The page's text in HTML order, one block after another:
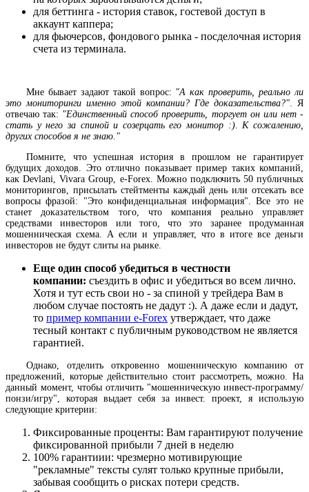
для беттинга - история ставок, гостевой доступ в
аккаунт каппера;
для фьючерсов, фондового рынка - посделочная история
счета из терминала.
Мне бывает задают такой вопрос: "А как проверить, реально ли
это мониторинги именно этой компании? Где доказательства?". Я
отвечаю так: "Единственный способ проверить, торгует он или нет -
стать у него за спиной и созерцать его монитор :). К сожалению,
других способов я не знаю."
Помните, что успешная история в прошлом не гарантирует
будущих доходов. Это отлично показывает пример таких компаний,
как Devlani, Vivara Group, e-Forex. Можно подключить 50 публичных
мониторингов, присылать стейтменты каждый день или отсекать все
вопросы фразой: "Это конфиденциальная информация". Все это не
станет доказательством того, что компания реально управляет
средствами инвесторов или того, что это заранее продуманная
мошенническая схема. А если и управляет, что в итоге все деньги
инвесторов не будут слиты на рынке.
Еще один способ убедиться в честности
компании: съездить в офис и убедиться во всем лично.
Хотя и тут есть свои но - за спиной у трейдера Вам в
любом случае постоять не дадут :). А даже если и дадут,
то пример компании e-Forex утверждает, что даже
тесный контакт с публичным руководством не является
гарантией.
Однако, отделить откровенно мошенническую компанию от
предложений, которые действительно стоит рассмотреть, можно. На
данный момент, чтобы отличить "мошенническую инвест-программу/
понзи/игру", которая выдает себя за инвест. проект, я использую
следующие критерии:
Фиксированные проценты: Вам гарантируют получение
фиксированной прибыли 7 дней в неделю
100% гарантиии: чрезмерно мотивирующие
"рекламные" тексты сулят только крупные прибыли,
забывая сообщить о рисках потери средств.